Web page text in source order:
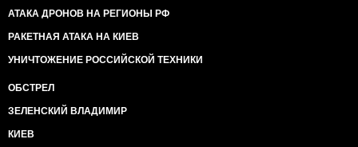
АТАКА ДРОНОВ НА РЕГИОНЫ РФ
РАКЕТНАЯ АТАКА НА КИЕВ
УНИЧТОЖЕНИЕ РОССИЙСКОЙ ТЕХНИКИ
ОБСТРЕЛ
ЗЕЛЕНСКИЙ ВЛАДИМИР
КИЕВ